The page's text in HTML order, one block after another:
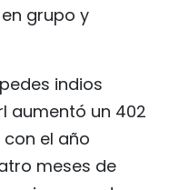
grupo y
indios
aumentó un 402
el año
meses de